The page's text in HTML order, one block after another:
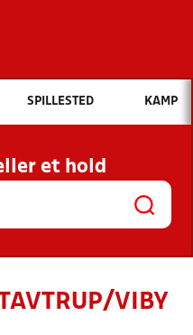
Hvad vil du søge efter?
OG NYHEDER
KLUBBER OG
SPILLESTED KAMP
et hold
VIBY